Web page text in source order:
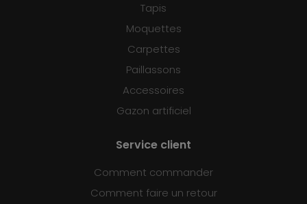
Tapis
Moquettes
Carpettes
Paillassons
Accessoires
Gazon artificiel
Service client
Comment commander
Comment faire un retour